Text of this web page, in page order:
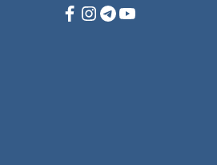
Facebook
Instagram
Telegram